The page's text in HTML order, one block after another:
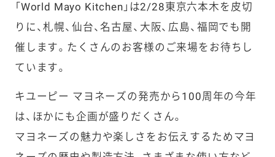
「World Mayo Kitchen」は2/28東京六本木を皮切
りに、札幌、仙台、名古屋、大阪、広島、福岡でも開
催します。たくさんのお客様のご来場をお待ちし
ています。
キユーピー マヨネーズの発売から100周年の今年
は、ほかにも企画が盛りだくさん。
マヨネーズの魅力や楽しさをお伝えするためマヨ